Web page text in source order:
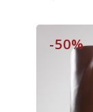
-50%